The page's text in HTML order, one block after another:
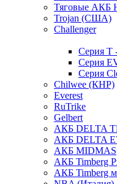
Тяговые АКБ
Trojan (США)
Challenger
Серия T
Серия
Серия
Chilwee (КНР)
Everest
RuTrike
Gelbert
АКБ DELTA
АКБ DELTA
АКБ MIDMAS
АКБ Timberg
АКБ Timberg